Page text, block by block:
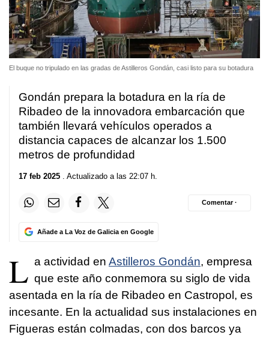
El buque no tripulado en las gradas de Astilleros Gondán, casi listo para su botadura
Gondán prepara la botadura en la ría de
Ribadeo de la innovadora embarcación que
también llevará vehículos operados a
distancia capaces de alcanzar los 1.500
metros de profundidad
17 feb 2025 . Actualizado a las 22:07 h.
Añade a La Voz de Galicia en Google
Comentar ·
L a actividad en Astilleros Gondán, empresa
que este año conmemora su siglo de vida
asentada en la ría de Ribadeo en Castropol, es
incesante. En la actualidad sus instalaciones en
Figueras están colmadas, con dos barcos ya